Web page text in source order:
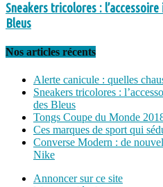
Sneakers tricolores :
Bleus
Nos articles récents
Alerte canicule : quelles
Sneakers tricolores :
des Bleus
Tongs Coupe du Monde
Ces marques de sport qui
Converse Modern : de
Nike
Annoncer sur ce site